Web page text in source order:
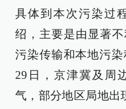
具体到本次污染过
绍，主要是由显著
污染传输和本地污
29日，京津冀及周
气，部分地区局地出